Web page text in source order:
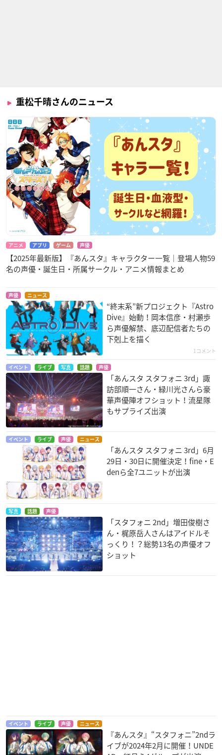
重松千晴さんのニュース
アニメ アプリ ゲーム 声優
【2025年最新版】『あんスタ』キャラクター一覧｜登場人物59
名の声優・誕生日・所属サークル・アニメ情報まとめ
声優 ニュース
“終末系”新プロジェクト『Astro
Dive』始動！岡本信彦・村瀬歩
ら声優解禁、底辺配信者たちの
下剋上を描く
1コメント
イベント ライブ 写真 話題 声優
「あんスタ スタフォニ 3rd」諏
訪部順一さん・緑川光さんら豪
華声優陣オフショット！流星隊
もサプライズ出演
イベント ライブ 声優 ニュース
「あんスタ スタフォニ 3rd」6月
29日・30日に開催決定！fine・E
denら全7ユニットが出演
写真 話題 声優
「スタフォニ 2nd」増田俊樹さ
ん・梶原岳人さんはアイドルそ
っくり！？総勢13名の声優オフ
ショット
イベント ライブ 声優 ニュース
『あんスタ』“スタフォニ”2ndラ
イブが2024年2月に開催！UNDE